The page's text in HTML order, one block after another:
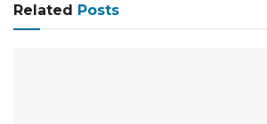
Related Posts